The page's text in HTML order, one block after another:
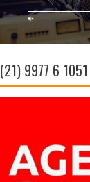
(21) 9977 6 1051